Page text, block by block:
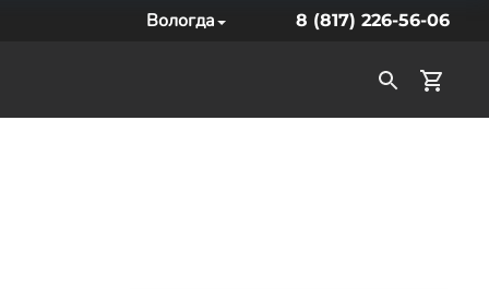
Вологда 8 (817) 226-56-06